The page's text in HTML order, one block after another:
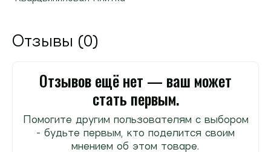
Отзывы (0)
Отзывов ещё нет — ваш может
стать первым.
Помогите другим пользователям с выбором
- будьте первым, кто поделится своим
мнением об этом товаре.